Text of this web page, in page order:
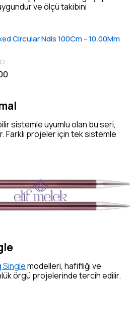
ve ölçü takibini
Circular Ndls 100Cm - 10.00Mm
sistemle uyumlu olan bu seri,
Farklı projeler için tek sistemle
Singlemodelleri, hafifliği ve
örgü projelerinde tercih edilir.